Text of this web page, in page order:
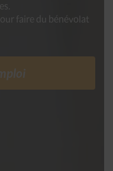
faire du bénévolat